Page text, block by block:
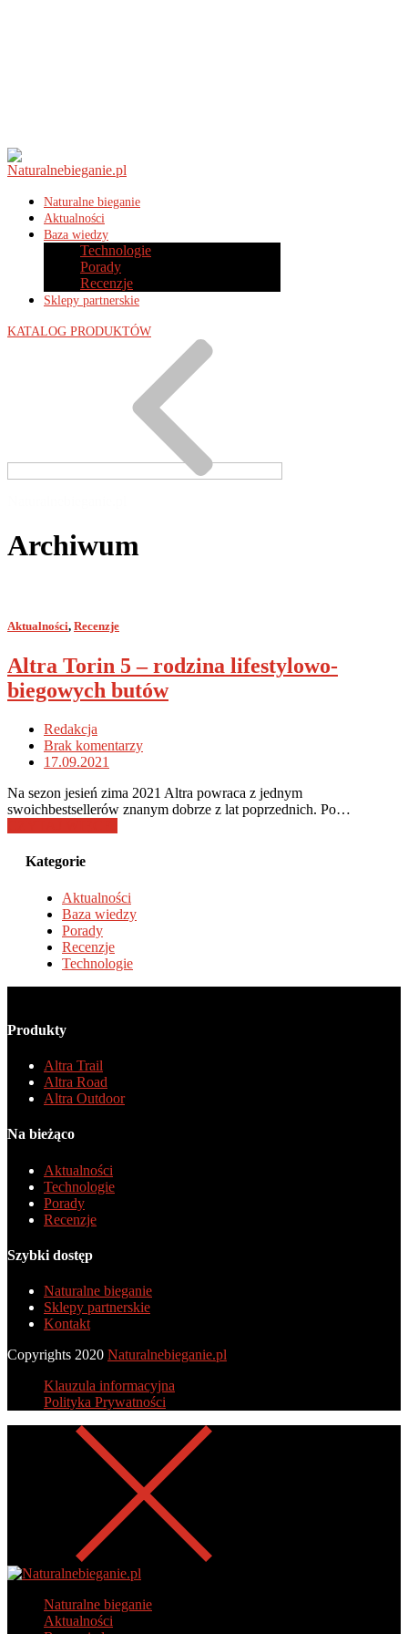
Naturalne bieganie
Aktualności
Baza wiedzy
Technologie
Porady
Recenzje
Sklepy partnerskie
KATALOG PRODUKTÓW
Archiwum
Aktualności, Recenzje
Altra Torin 5 – rodzina lifestylowo-
biegowych butów
Redakcja
Brak komentarzy
17.09.2021
Na sezon jesień zima 2021 Altra powraca z jednym
swoichbestsellerów znanym dobrze z lat poprzednich. Po…
Kategorie
Aktualności
Baza wiedzy
Porady
Recenzje
Technologie
Produkty
Altra Trail
Altra Road
Altra Outdoor
Na bieżąco
Aktualności
Technologie
Porady
Recenzje
Szybki dostęp
Naturalne bieganie
Sklepy partnerskie
Kontakt
Copyrights 2020 Naturalnebieganie.pl
Klauzula informacyjna
Polityka Prywatności
Naturalne bieganie
Aktualności